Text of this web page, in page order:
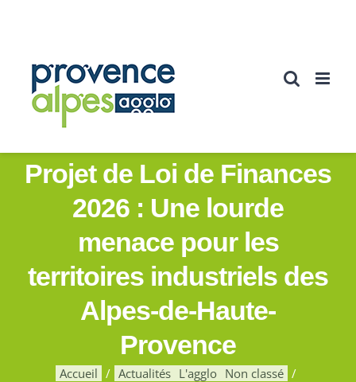
Projet de Loi de Finances
2026 : Une lourde
menace pour les
territoires industriels des
Alpes-de-Haute-
Provence
Accueil Actualités L'agglo Non classé